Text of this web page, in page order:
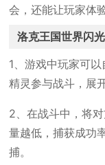
会，还能让玩家体
洛克王国世界闪
1、游戏中玩家可
精灵参与战斗，展
2、在战斗中，将
量越低，捕获成功
捕。